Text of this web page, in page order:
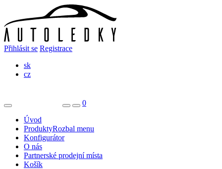
Přihlásit se Registrace
sk
cz
0
Úvod
ProduktyRozbal menu
Konfigurátor
O nás
Partnerské prodejní místa
Košík